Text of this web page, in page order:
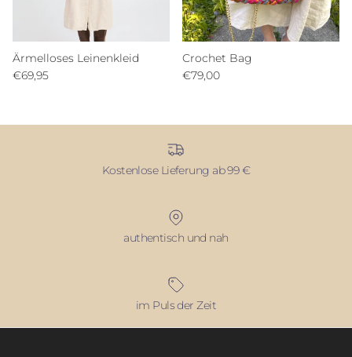
Ärmelloses Leinenkleid
€69,95
Crochet Bag
€79,00
Kostenlose Lieferung ab 99 €
authentisch und nah
im Puls der Zeit